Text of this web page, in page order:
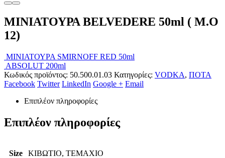
ΜΙΝΙΑΤΟΥΡΑ BELVEDERE 50ml ( M.O
12)
ΜΙΝΙΑΤΟΥΡΑ SMIRNOFF RED 50ml
ABSOLUT 200ml
Κωδικός προϊόντος: 50.500.01.03 Κατηγορίες: VODKA, ΠΟΤΑ
Facebook Twitter LinkedIn Google + Email
Επιπλέον πληροφορίες
Επιπλέον πληροφορίες
Size ΚΙΒΩΤΙΟ, ΤΕΜΑΧΙΟ